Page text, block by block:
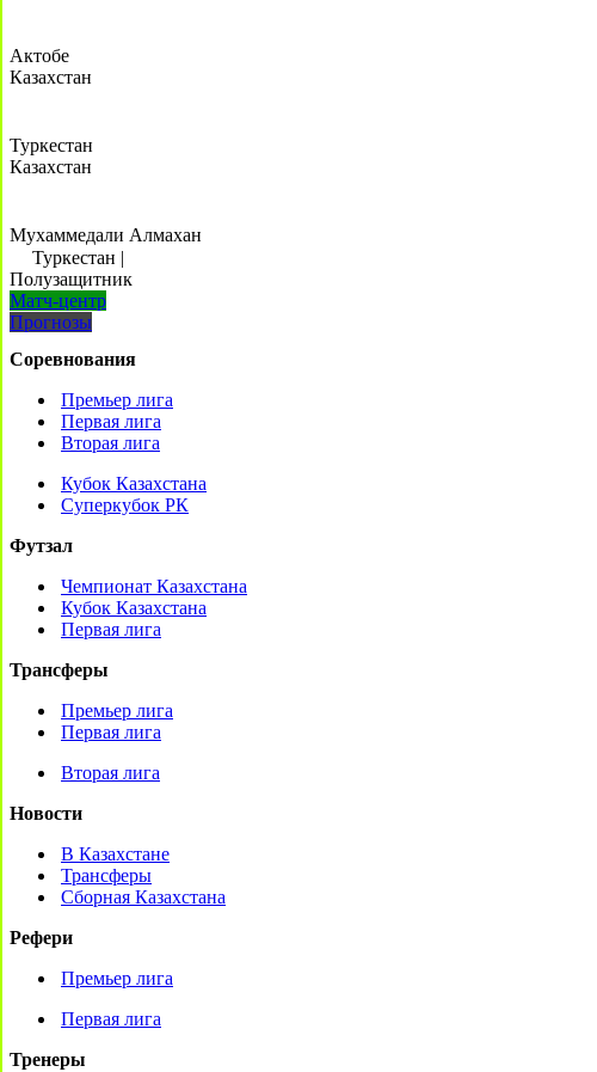
Актобе
Казахстан
Туркестан
Казахстан
Мухаммедали Алмахан
Туркестан |
Полузащитник
Матч-центр
Прогнозы
Соревнования
Премьер лига
Первая лига
Вторая лига
Кубок Казахстана
Суперкубок РК
Футзал
Чемпионат Казахстана
Кубок Казахстана
Первая лига
Трансферы
Премьер лига
Первая лига
Вторая лига
Новости
В Казахстане
Трансферы
Сборная Казахстана
Рефери
Премьер лига
Первая лига
Тренеры